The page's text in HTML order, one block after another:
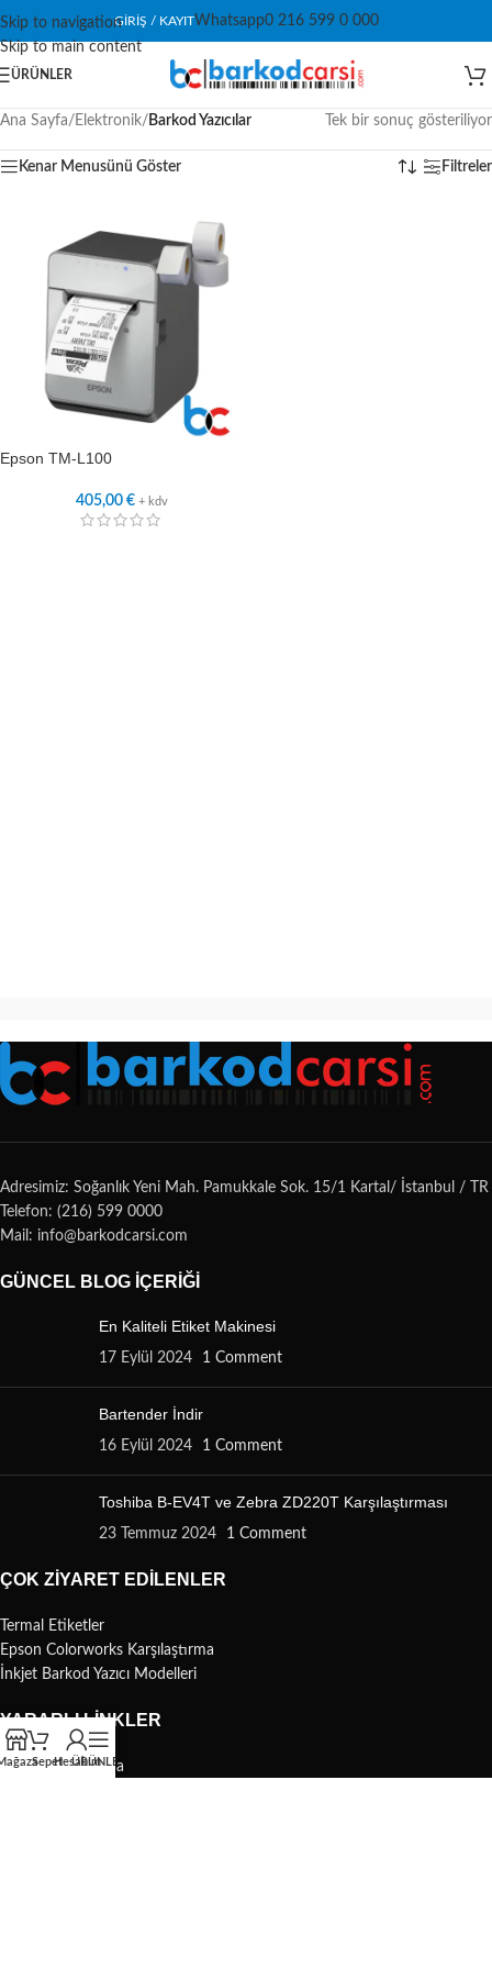
Skip to navigation
Skip to main content
GIRIŞ / KAYITWhatsapp0 216 599 0 000
ÜRÜNLER
Ana Sayfa/ Elektronik/ Barkod Yazıcılar Tek bir sonuç gösteriliyor
Kenar Menusünü Göster Filtreler
Epson TM-L100
405,00 € + kdv
Adresimiz: Soğanlık Yeni Mah. Pamukkale Sok. 15/1 Kartal/ İstanbul / TR
Telefon: (216) 599 0000
Mail: info@barkodcarsi.com
GÜNCEL BLOG İÇERIĞI
En Kaliteli Etiket Makinesi
17 Eylül 2024 1 Comment
Bartender İndir
16 Eylül 2024 1 Comment
Toshiba B-EV4T ve Zebra ZD220T Karşılaştırması
23 Temmuz 2024 1 Comment
ÇOK ZIYARET EDILENLER
Termal Etiketler
Epson Colorworks Karşılaştırma
İnkjet Barkod Yazıcı Modelleri
YARARLI LINKLER
Barkod Sorgulama
SepetHesabım
ÜRÜNLER